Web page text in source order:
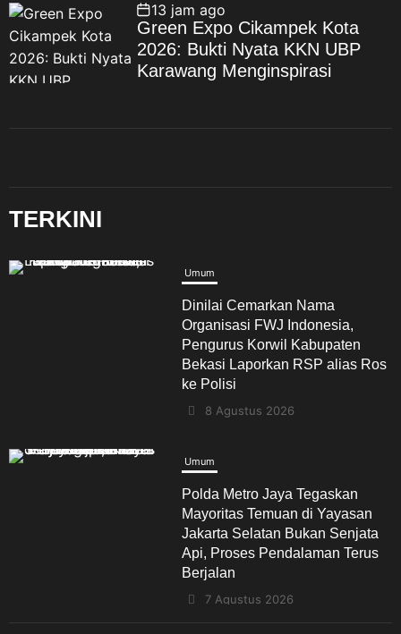
13 jam ago
Green Expo Cikampek Kota
2026: Bukti Nyata KKN UBP
Karawang Menginspirasi
TERKINI
Pengurus Korwil Kabupaten
Bekasi Laporkan RSP alias Ros
ke Polisi
8 Agustus 2026
Jakarta Selatan Bukan Senjata
Api, Proses Pendalaman Terus
Berjalan
7 Agustus 2026